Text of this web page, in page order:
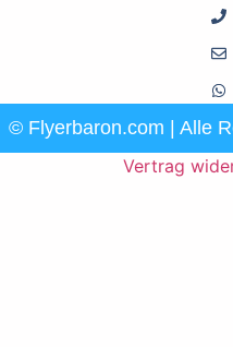
© Flyerbaron.com | Alle
Vertrag